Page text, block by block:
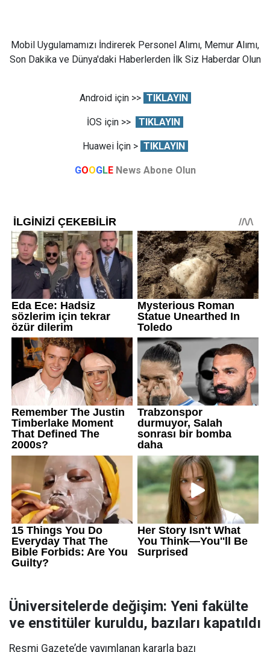
Mobil Uygulamamızı İndirerek Personel Alımı, Memur Alımı,
Son Dakika ve Dünya'daki Haberlerden İlk Siz Haberdar Olun
Android için >> TIKLAYIN
İOS için >> TIKLAYIN
Huawei İçin > TIKLAYIN
GOOGLE News Abone Olun
Üniversitelerde değişim: Yeni fakülte
ve enstitüler kuruldu, bazıları kapatıldı
Resmi Gazete’de yayımlanan kararla bazı